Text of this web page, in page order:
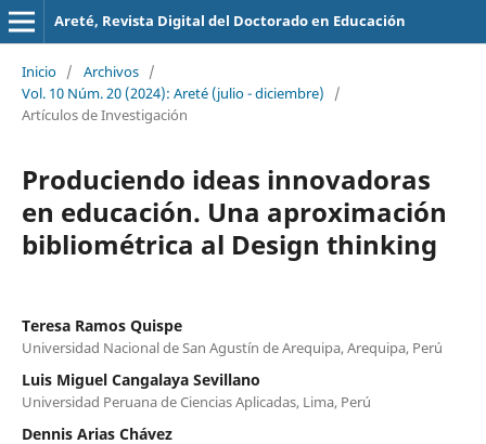
Areté, Revista Digital del Doctorado en Educación
Inicio / Archivos /
Vol. 10 Núm. 20 (2024): Areté (julio - diciembre)
/
Artículos de Investigación
Produciendo ideas innovadoras
en educación. Una aproximación
bibliométrica al Design thinking
Teresa Ramos Quispe
Universidad Nacional de San Agustín de Arequipa, Arequipa, Perú
Luis Miguel Cangalaya Sevillano
Universidad Peruana de Ciencias Aplicadas, Lima, Perú
Dennis Arias Chávez